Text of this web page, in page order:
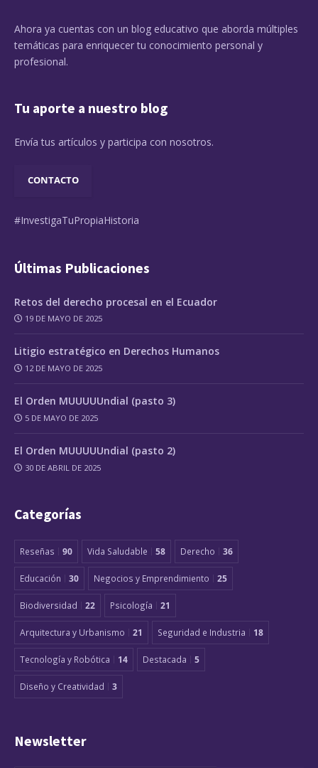
Ahora ya cuentas con un blog educativo que aborda múltiples
temáticas para enriquecer tu conocimiento personal y
profesional.
Tu aporte a nuestro blog
Envía tus artículos y participa con nosotros.
CONTACTO
#InvestigaTuPropiaHistoria
Últimas Publicaciones
Retos del derecho procesal en el Ecuador
19 DE MAYO DE 2025
Litigio estratégico en Derechos Humanos
12 DE MAYO DE 2025
El Orden MUUUUUndial (pasto 3)
5 DE MAYO DE 2025
El Orden MUUUUUndial (pasto 2)
30 DE ABRIL DE 2025
Categorías
Reseñas 90 Vida Saludable 58 Derecho 36
Educación 30 Negocios y Emprendimiento 25
Biodiversidad 22 Psicología 21
Arquitectura y Urbanismo 21 Seguridad e Industria 18
Tecnología y Robótica 14 Destacada 5
Diseño y Creatividad 3
Newsletter